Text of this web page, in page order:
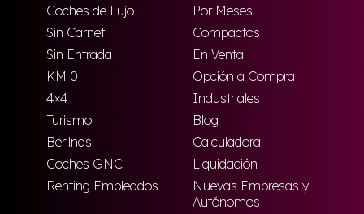
Coches de Lujo
Por Meses
Sin Carnet
Compactos
Sin Entrada
En Venta
KM 0
Opción a Compra
4×4
Industriales
Turismo
Blog
Berlinas
Calculadora
Coches GNC
Liquidación
Renting Empleados
Nuevas Empresas y
Autónomos